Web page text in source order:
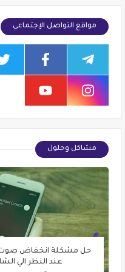
مواقع التواصل الإجتماعي
مشاكل وحلول
حل مشكلة انخفاض صوت
عند النظر الي